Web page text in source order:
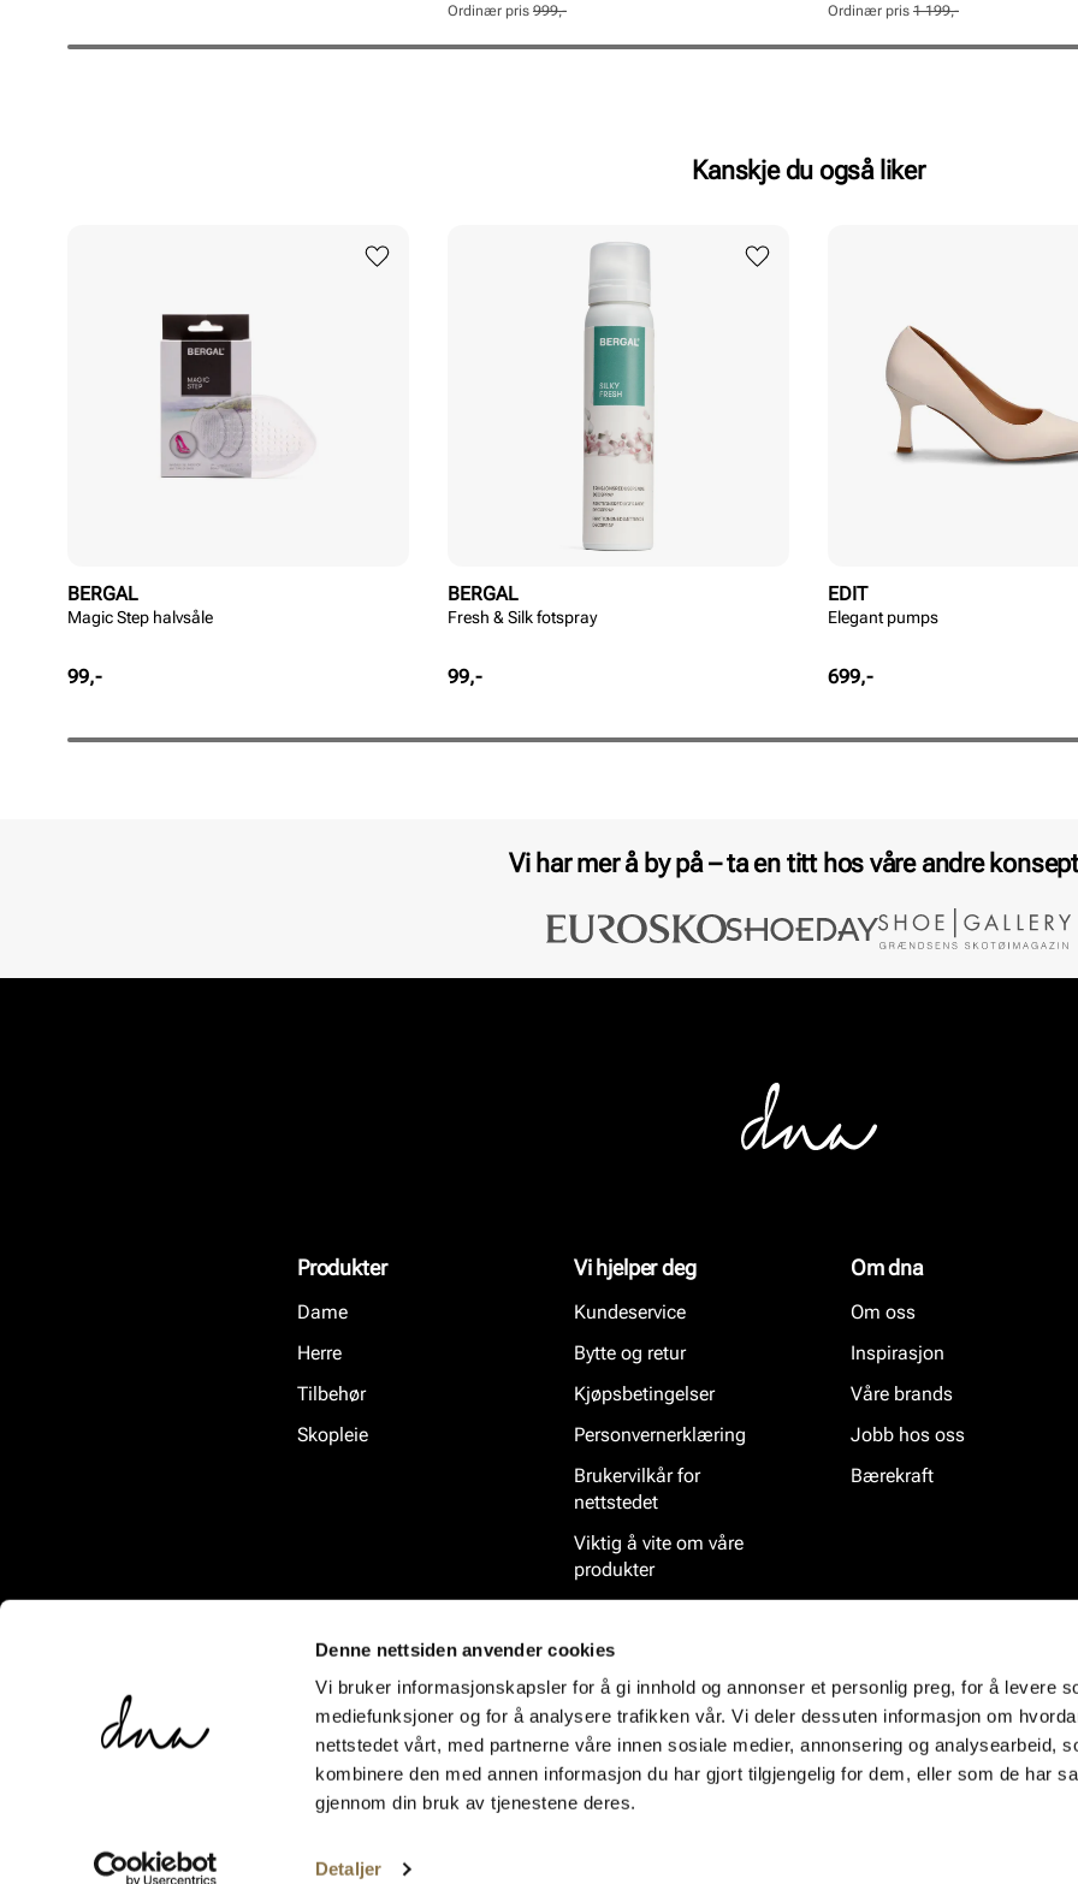
Denne nettsiden anvender cookies
Vi bruker informasjonskapsler for å gi innhold og annonser et personlig preg, for å levere
mediefunksjoner og for å analysere trafikken vår. Vi deler dessuten informasjon om
nettstedet vårt, med partnerne våre innen sosiale medier, annonsering og analysearbeid,
kombinere den med annen informasjon du har gjort tilgjengelig for dem, eller som de har
gjennom din bruk av tjenestene deres.
Detaljer
pris
Pris
pris
Pris
Ordinær pris 999,-
pris
Pris
pris
Pris
Ordinær pris 1 199,-
Kanskje du også liker
BERGAL
Magic Step halvsåle
Pris
99,-
BERGAL
Fresh & Silk fotspray
Pris
99,-
EDIT
Elegant pumps
Pris
699,-
Vi har mer å by på – ta en titt hos våre andre
Produkter
Dame
Herre
Tilbehør
Skopleie
Vi hjelper deg
Kundeservice
Bytte og retur
Kjøpsbetingelser
Personvernerklæring
Brukervilkår for
nettstedet
Viktig å vite om våre
produkter
Om dna
Om oss
Inspirasjon
Våre brands
Jobb hos oss
Bærekraft